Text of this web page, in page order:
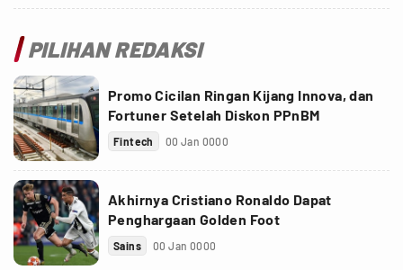
PILIHAN REDAKSI
Promo Cicilan Ringan Kijang Innova, dan
Fortuner Setelah Diskon PPnBM
Fintech 00 Jan 0000
Akhirnya Cristiano Ronaldo Dapat
Penghargaan Golden Foot
Sains 00 Jan 0000